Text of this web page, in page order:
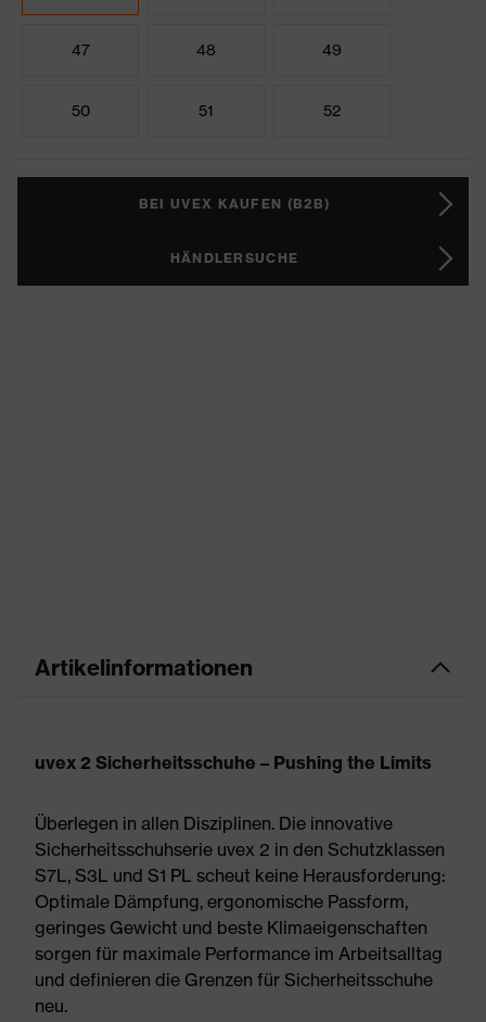
47 48 49
50 51 52
BEI UVEX KAUFEN (B2B)
HÄNDLERSUCHE
Artikelinformationen
uvex 2 Sicherheitsschuhe – Pushing the Limits
Überlegen in allen Disziplinen. Die innovative
Sicherheitsschuhserie uvex 2 in den Schutzklassen
S7L, S3L und S1 PL scheut keine Herausforderung:
Optimale Dämpfung, ergonomische Passform,
geringes Gewicht und beste Klimaeigenschaften
sorgen für maximale Performance im Arbeitsalltag
und definieren die Grenzen für Sicherheitsschuhe
neu.